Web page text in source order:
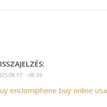
- 08:36
enclomiphene buy online usa